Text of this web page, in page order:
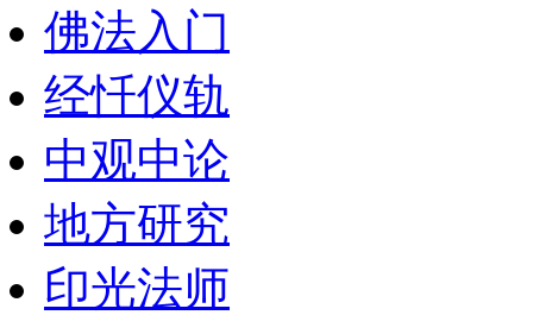
佛法入门
经忏仪轨
中观中论
地方研究
印光法师